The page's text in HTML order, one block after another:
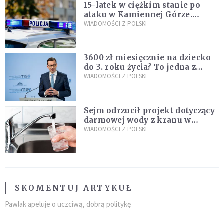
15-latek w ciężkim stanie po
ataku w Kamiennej Górze.
Policja zatrzymała dwóch
WIADOMOŚCI Z POLSKI
3600 zł miesięcznie na dziecko
do 3. roku życia? To jedna z
propozycji programu "Rozwój
WIADOMOŚCI Z POLSKI
Sejm odrzucił projekt dotyczący
darmowej wody z kranu w
restauracjach
WIADOMOŚCI Z POLSKI
SKOMENTUJ ARTYKUŁ
Pawlak apeluje o uczciwą, dobrą politykę